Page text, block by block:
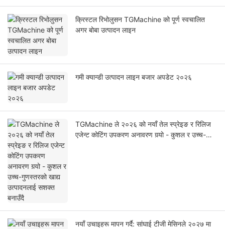
क्रिस्टल रिभोलुसन TGMachine को पूर्ण स्वचालित
अगर बोबा उत्पादन लाइन
गमी क्यान्डी उत्पादन लाइन बजार अपडेट २०२६
TGMachine ले २०२६ को नयाँ तेल स्प्रेइङ र रिलिज
एजेन्ट कोटिंग उपकरण अनावरण गर्‍यो - कुशल र उच्च-
नयाँ उचाइहरू मापन गर्दै: सांघाई टीजी मेसिनले २०२७ मा